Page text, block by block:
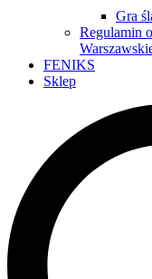
Gra
Regulamin
FENIKS
Sklep